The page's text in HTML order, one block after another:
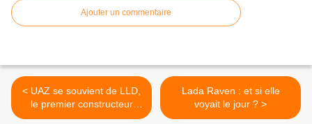
Ajouter un commentaire
< UAZ se souvient de LLD,
le premier constructeur
post-soviétique.
Lada Raven : et si elle
voyait le jour ? >